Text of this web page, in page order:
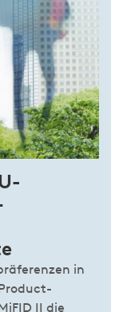
in
II die